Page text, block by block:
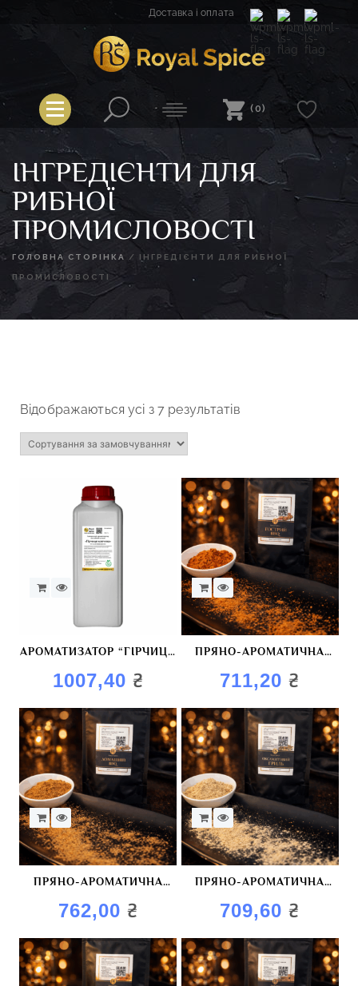
Доставка і оплата
Royal Spice
(0)
ІНГРЕДІЄНТИ ДЛЯ
РИБНОЇ
ПРОМИСЛОВОСТІ
ГОЛОВНА СТОРІНКА / ІНГРЕДІЄНТИ ДЛЯ РИБНОЇ
ПРОМИСЛОВОСТІ
Відображаються усі з 7 результатів
АРОМАТИЗАТОР “ГІРЧИЦЯ
КОПЧЕНА”
1007,40 ₴
ПРЯНО-АРОМАТИЧНА
СУМІШ “ГОСТРИЙ BBQ”
711,20₴
ПРЯНО-АРОМАТИЧНА
СУМІШ “ДОМАШНІЙ BBQ”
762,00 ₴
ПРЯНО-АРОМАТИЧНА
СУМІШ “ОКСАМИТОВИЙ
ГРИЛЬ”
709,60₴